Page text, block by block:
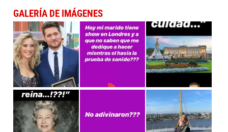
GALERÍA DE IMÁGENES